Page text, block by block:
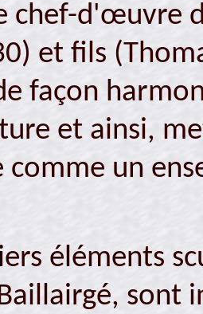
chef-d'œuvre
et fils
façon
et ainsi,
comme un
éléments
sont